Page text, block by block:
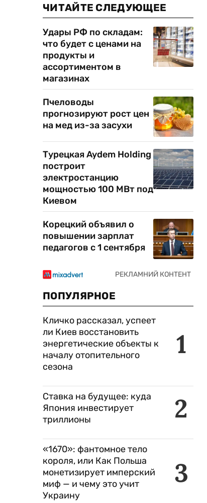
ЧИТАЙТЕ СЛЕДУЮЩЕЕ
Удары РФ по складам:
что будет с ценами на
продукты и
ассортиментом в
магазинах
Пчеловоды
прогнозируют рост цен
на мед из-за засухи
Турецкая Aydem Holding
построит
электростанцию
мощностью 100 МВт под
Киевом
Корецкий объявил о
повышении зарплат
педагогов с 1 сентября
ПОПУЛЯРНОЕ
1
Кличко рассказал, успеет
ли Киев восстановить
энергетические объекты к
началу отопительного
сезона
2
Ставка на будущее: куда
Япония инвестирует
триллионы
3
«1670»: фантомное тело
короля, или Как Польша
монетизирует имперский
миф — и чему это учит
Украину